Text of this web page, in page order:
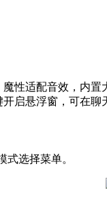
性适配音效，内
启悬浮窗，可在
式选择菜单。